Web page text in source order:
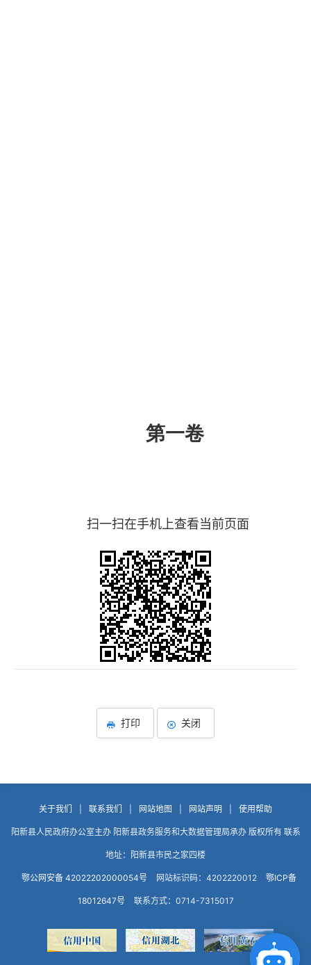
第一卷
扫一扫在手机上查看当前页面
打印 关闭
关于我们 联系我们 网站地图 网站声明 使用帮助
阳新县人民政府办公室主办 阳新县政务服务和大数据管理局承办 版权所有 联系
地址：阳新县市民之家四楼
鄂公网安备 42022202000054号 网站标识码：4202220012 鄂ICP备
18012647号 联系方式：0714-7315017